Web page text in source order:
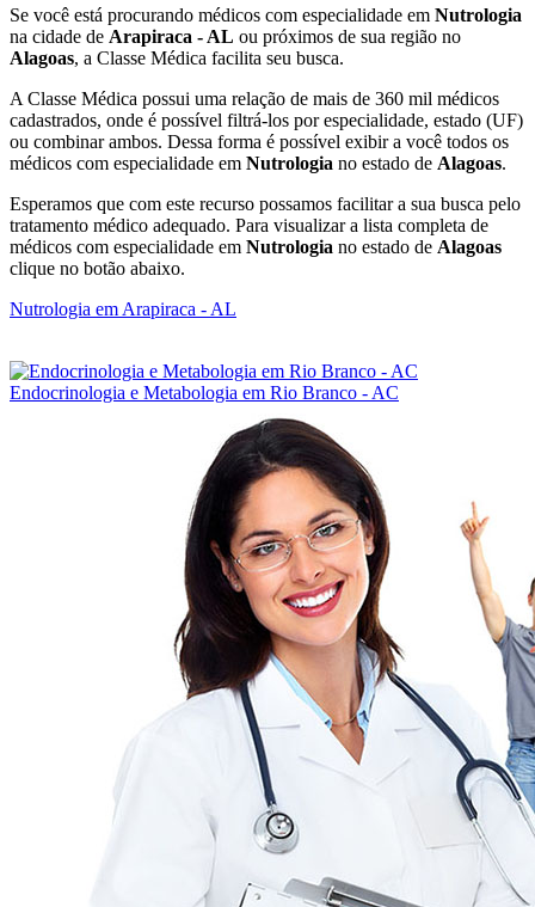
Se você está procurando médicos com especialidade em Nutrologia
na cidade de Arapiraca - AL ou próximos de sua região no
Alagoas, a Classe Médica facilita seu busca.
A Classe Médica possui uma relação de mais de 360 mil médicos
cadastrados, onde é possível filtrá-los por especialidade, estado (UF)
ou combinar ambos. Dessa forma é possível exibir a você todos os
médicos com especialidade em Nutrologia no estado de Alagoas.
Esperamos que com este recurso possamos facilitar a sua busca pelo
tratamento médico adequado. Para visualizar a lista completa de
médicos com especialidade em Nutrologia no estado de Alagoas
clique no botão abaixo.
Nutrologia em Arapiraca - AL
Endocrinologia e Metabologia em Rio Branco - AC